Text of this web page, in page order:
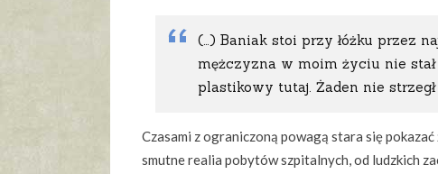
(…) Baniak stoi przy łóżku przez
mężczyzna w moim życiu nie
plastikowy tutaj. Żaden nie
Czasami z ograniczoną powagą stara się
smutne realia pobytów szpitalnych, od ludzkich